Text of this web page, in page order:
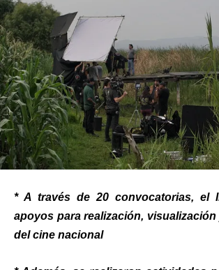
* A través de 20 convocatorias, el
apoyos para realización,
del cine nacional